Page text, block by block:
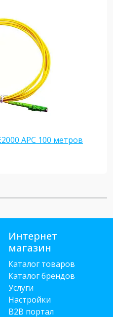
APC 100 метров
Интернет
магазин
Каталог товаров
Каталог брендов
Услуги
Настройки
B2B портал